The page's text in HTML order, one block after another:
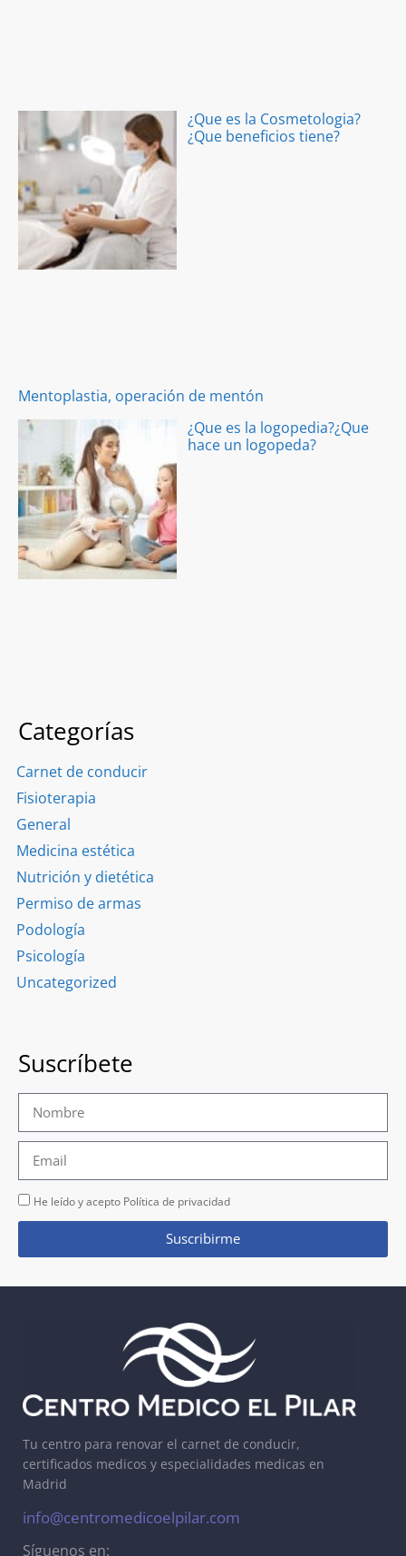
¿Que es la Cosmetologia?
¿Que beneficios tiene?
Mentoplastia, operación de mentón
¿Que es la logopedia?¿Que
hace un logopeda?
Categorías
Carnet de conducir
Fisioterapia
General
Medicina estética
Nutrición y dietética
Permiso de armas
Podología
Psicología
Uncategorized
Suscríbete
He leído y acepto Política de privacidad
Suscribirme
Tu centro para renovar el carnet de conducir,
certificados medicos y especialidades medicas en
Madrid
info@centromedicoelpilar.com
Síguenos en: